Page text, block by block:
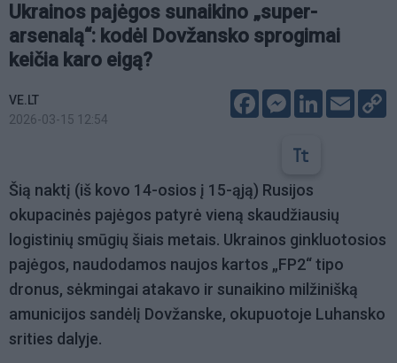
Ukrainos pajėgos sunaikino „super-
arsenalą“: kodėl Dovžansko sprogimai
keičia karo eigą?
VE.LT
2026-03-15 12:54
FacebookMessenger
LinkedIn
Email
Šią naktį (iš kovo 14-osios į 15-ąją) Rusijos
okupacinės pajėgos patyrė vieną skaudžiausių
logistinių smūgių šiais metais. Ukrainos ginkluotosios
pajėgos, naudodamos naujos kartos „FP2“ tipo
dronus, sėkmingai atakavo ir sunaikino milžinišką
amunicijos sandėlį Dovžanske, okupuotoje Luhansko
srities dalyje.